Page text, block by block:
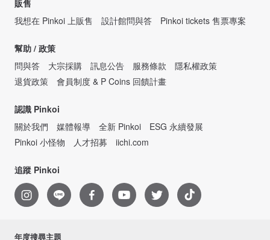
販售
我想在 Pinkoi 上販售
設計館問與答 Pinkoi tickets 售票專案
幫助 / 政策
問與答
大宗採購 訊息公告 服務條款
隱私權政策
退貨政策
會員制度 & P Coins 回饋計畫
認識 Pinkoi
關於我們
媒體報導 全新 Pinkoi
ESG 永續發展
Pinkoi 小怪物
人才招募 iichi.com
追蹤 Pinkoi
年度搜尋主題